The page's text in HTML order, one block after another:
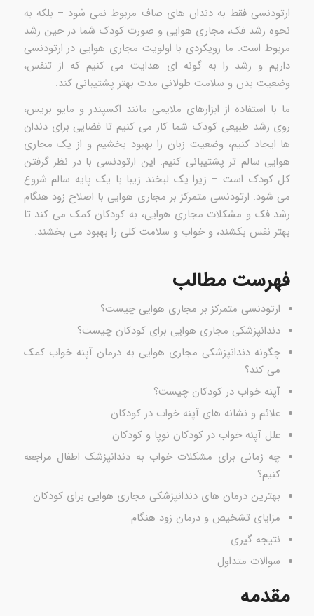
ارتودنسی فقط به دندان های صاف مربوط نمی شود – بلکه به
نحوه رشد فک، مجاری هوایی و صورت کودک شما در حین رشد
مربوط است. ما رویکردی با اولویت مجاری هوایی در ارتودنسی
داریم و رشد را به گونه ای هدایت می کنیم که از تنفس،
وضعیت بدن و سلامت طولانی مدت بهتر پشتیبانی کند.
ما با استفاده از ابزارهای ملایمی مانند اکسپندر و مایو بریس،
روی رشد طبیعی کودک شما کار می کنیم تا فضایی برای دندان
ها ایجاد کنیم، وضعیت زبان را بهبود بخشیم و از یک مجاری
هوایی سالم تر پشتیبانی کنیم. این ارتودنسی با در نظر گرفتن
کل کودک است – زیرا یک لبخند زیبا با یک پایه سالم شروع
می شود. ارتودنسی متمرکز بر مجاری هوایی با اصلاح زود هنگام
رشد فک و مشکلات مجاری هوایی، به کودکان کمک می کند تا
بهتر نفس بکشند، و خواب و سلامت کلی را بهبود می بخشند.
فهرست مطالب
ارتودنسی متمرکز بر مجاری هوایی چیست؟
دندانپزشکی مجاری هوایی برای کودکان چیست؟
چگونه دندانپزشکی مجاری هوایی به درمان آپنه خواب کمک
می کند؟
آپنه خواب در کودکان چیست؟
علائم و نشانه های آپنه خواب در کودکان
علل آپنه خواب در کودکان نوپا و کودکان
چه زمانی برای مشکلات خواب به دندانپزشک اطفال مراجعه
کنیم؟
بهترین درمان های دندانپزشکی مجاری هوایی برای کودکان
مزایای تشخیص و درمان زود هنگام
نتیجه گیری
سوالات متداول
مقدمه